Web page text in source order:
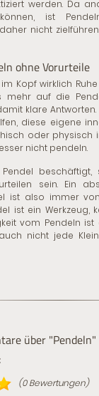
werden. Da
ist
nicht
ohne Vorurteile
Kopf wirklich
mehr auf die
klare
diese eigene
oder physisch
nicht pendeln.
beschäftigt,
sein. Ein
ist also immer
ist ein Werkzeug,
vom Pendeln ist
nicht jede
über "Pendeln"
(0 Bewertungen)